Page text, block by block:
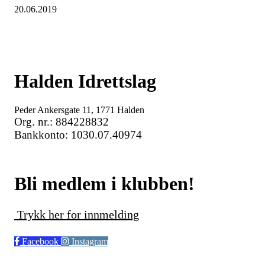
20.06.2019
Halden Idrettslag
Peder Ankersgate 11, 1771 Halden
Org. nr.: 884228832
Bankkonto: 1030.07.40974
Bli medlem i klubben!
Trykk her for innmelding
Facebook Instagram